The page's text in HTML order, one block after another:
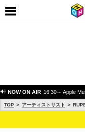
NOW ON AIR 16:30～ Apple
TOP アーティストリスト